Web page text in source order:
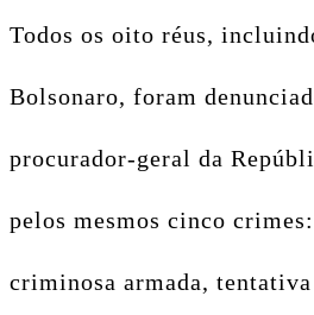
Todos os oito réus,
Bolsonaro, foram
procurador-geral da
pelos mesmos cinco
criminosa armada,